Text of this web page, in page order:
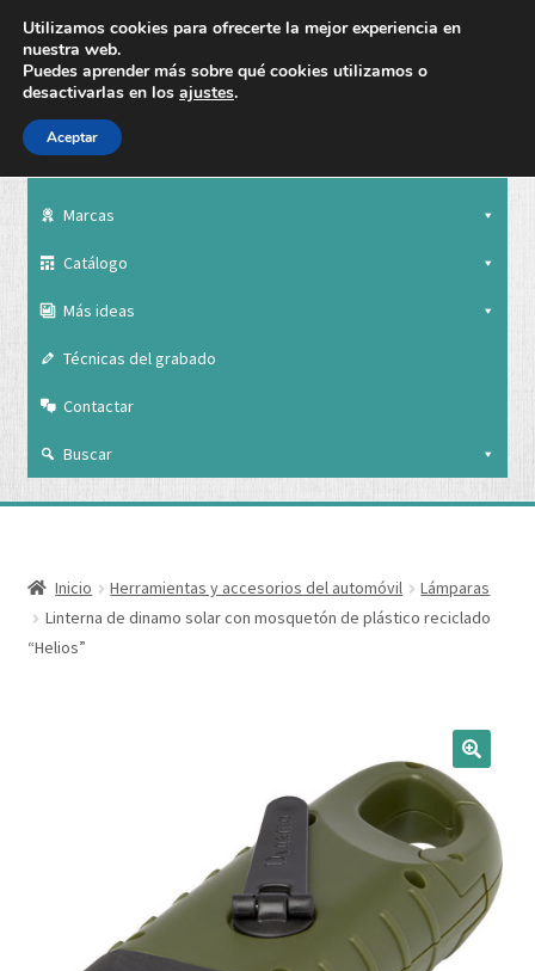
Marcas
Catálogo
Más ideas
Técnicas del grabado
Contactar
Buscar
Nuestra empresa
el
menú
Inicio Herramientas y accesorios del automóvil
Lámparas
Linterna de dinamo solar con mosquetón de plástico reciclado
“Helios”
Utilizamos cookies para ofrecerte la mejor experiencia en
nuestra web.
Puedes aprender más sobre qué cookies utilizamos o
desactivarlas en los ajustes.
Aceptar